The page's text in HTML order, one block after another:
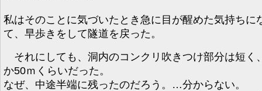
私はそのことに気づいたとき急に目が醒めた気持ちに
て、早歩きをして隧道を戻った。
それにしても、洞内のコンクリ吹きつけ部分は短く
か50ｍくらいだった。
なぜ、中途半端に残ったのだろう。…分からない。